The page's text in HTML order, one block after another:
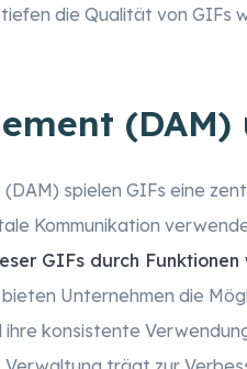
die Qualität von GIFs
(DAM)
spielen GIFs eine
Kommunikation
GIFs durch
bieten Unternehmen die
konsistente